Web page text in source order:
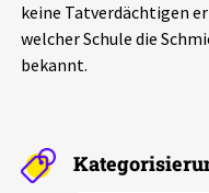
Schlaglichter
Aktuelles
keine Tatverdächtigen
welcher Schule die
bekannt.